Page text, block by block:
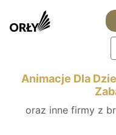
Animacje Dla
oraz inne firmy z